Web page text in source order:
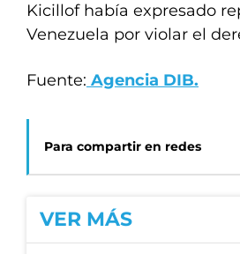
Kicillof había expresado
Venezuela por violar el
Fuente: Agencia DIB.
Para compartir en redes
VER MÁS